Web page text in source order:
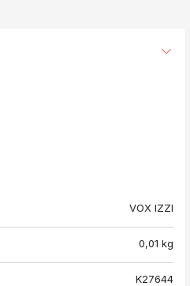
VOX IZZI
0,01 kg
K27644